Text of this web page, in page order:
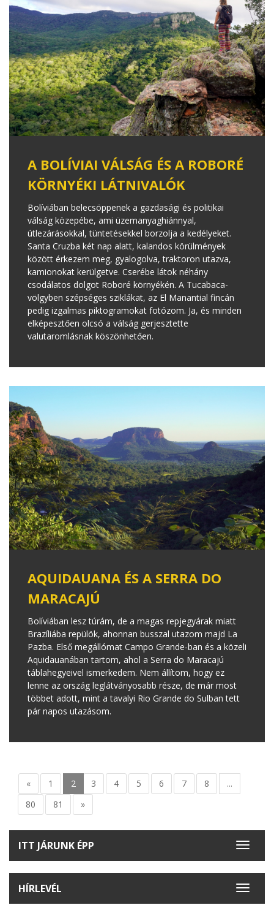
A BOLÍVIAI VÁLSÁG ÉS A ROBORÉ
KÖRNYÉKI LÁTNIVALÓK
Bolíviában belecsöppenek a gazdasági és politikai
válság közepébe, ami üzemanyaghiánnyal,
útlezárásokkal, tüntetésekkel borzolja a kedélyeket.
Santa Cruzba két nap alatt, kalandos körülmények
között érkezem meg, gyalogolva, traktoron utazva,
kamionokat kerülgetve. Cserébe látok néhány
csodálatos dolgot Roboré környékén. A Tucabaca-
völgyben szépséges sziklákat, az El Manantial fincán
pedig izgalmas piktogramokat fotózom. Ja, és minden
elképesztően olcsó a válság gerjesztette
valutaromlásnak köszönhetően.
AQUIDAUANA ÉS A SERRA DO
MARACAJÚ
Bolíviában lesz túrám, de a magas repjegyárak miatt
Brazíliába repülök, ahonnan busszal utazom majd La
Pazba. Első megállómat Campo Grande-ban és a közeli
Aquidauanában tartom, ahol a Serra do Maracajú
táblahegyeivel ismerkedem. Nem állítom, hogy ez
lenne az ország leglátványosabb része, de már most
többet adott, mint a tavalyi Rio Grande do Sulban tett
pár napos utazásom.
« 1 2 3 4 5 6 7 8
...
80
81 »
Toggle
ITT JÁRUNK ÉPP
Toggle
HÍRLEVÉL